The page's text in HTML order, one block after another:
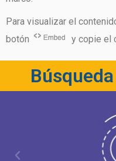
Para visualizar el
botón
y copie el